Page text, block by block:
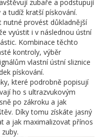
zubaře a podstupují
tudíž kratší pískování.
nutné provést důkladnější
vyústit i v následnou ústní
Kombinace těchto
kontroly, výběr
vlastní ústní sliznice
pískování.
které podrobně popisují
ho s ultrazvukovým
po zákroku a jak
Díky tomu získáte jasný
a jak maximalizovat přínos